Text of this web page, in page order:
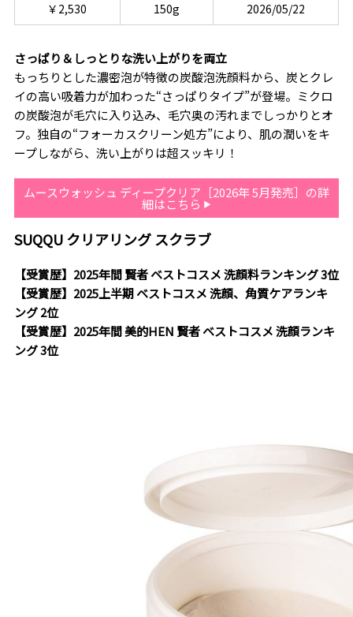
￥2,530
150g 2026/05/22
さっぱり＆しっとりな洗い上がりを両立
もっちりとした濃密泡が特徴の炭酸泡洗顔料から、炭とクレ
イの高い吸着力が加わった“さっぱりタイプ”が登場。ミクロ
の炭酸泡が毛穴に入り込み、毛穴奥の汚れまでしっかりとオ
フ。独自の“フォーカスクリーン処方”により、肌の潤いをキ
ープしながら、洗い上がりは超スッキリ！
ムースウォッシュ ディープクリア［2026年 5月発売］の詳
細はこちら
SUQQU クリアリング スクラブ
【受賞歴】2025年間 賢者 ベストコスメ 洗顔料ランキング 3位
【受賞歴】2025上半期 ベストコスメ 洗顔、角質ケアランキ
ング 2位
【受賞歴】2025年間 美的HEN 賢者 ベストコスメ 洗顔ランキ
ング 3位